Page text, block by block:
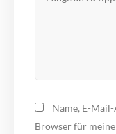
Name, E-
Browser für